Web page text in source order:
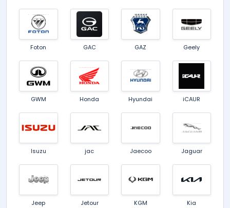
Foton GAC GAZ Geely
GWM Honda Hyundai iCAUR
Isuzu jac Jaecoo Jaguar
Jeep Jetour KGM Kia